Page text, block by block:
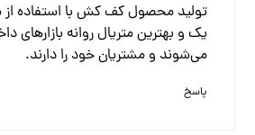
تولید محصول کف کش با استفاده از
یک و بهترین متریال روانه بازارهای
می‌شوند و مشتریان خود را دارند.
پاسخ